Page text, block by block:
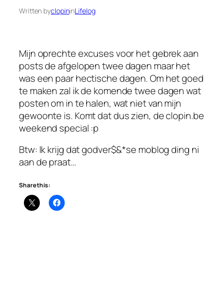
Written byclopininLifelog
Mijn oprechte excuses voor het gebrek aan
posts de afgelopen twee dagen maar het
was een paar hectische dagen. Om het goed
te maken zal ik de komende twee dagen wat
posten om in te halen, wat niet van mijn
gewoonte is. Komt dat dus zien, de clopin.be
weekend special :p
Btw: Ik krijg dat godver$&*se moblog ding ni
aan de praat…
Share this: